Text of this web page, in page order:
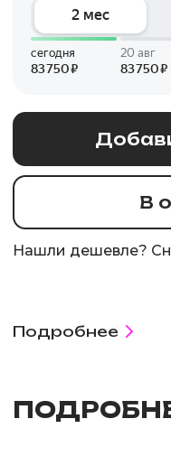
В
Нашли дешевле?
Подробнее